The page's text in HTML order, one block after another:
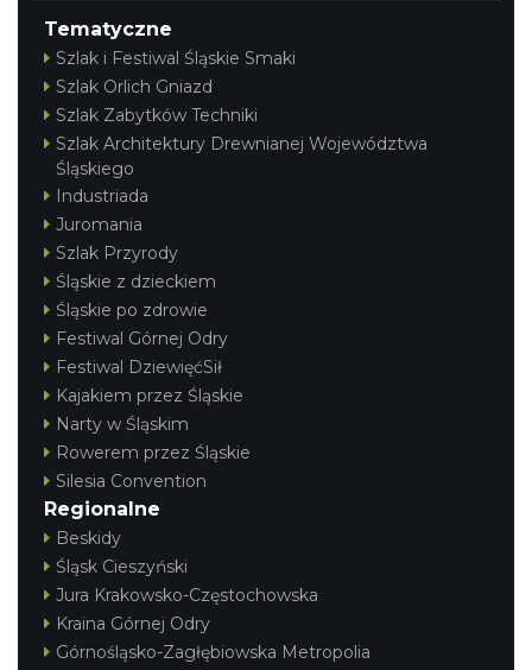
Tematyczne
Szlak i Festiwal Śląskie Smaki
Szlak Orlich Gniazd
Szlak Zabytków Techniki
Szlak Architektury Drewnianej Województwa
Śląskiego
Industriada
Juromania
Szlak Przyrody
Śląskie z dzieckiem
Śląskie po zdrowie
Festiwal Górnej Odry
Festiwal DziewięćSił
Kajakiem przez Śląskie
Narty w Śląskim
Rowerem przez Śląskie
Silesia Convention
Regionalne
Beskidy
Śląsk Cieszyński
Jura Krakowsko-Częstochowska
Kraina Górnej Odry
Górnośląsko-Zagłębiowska Metropolia